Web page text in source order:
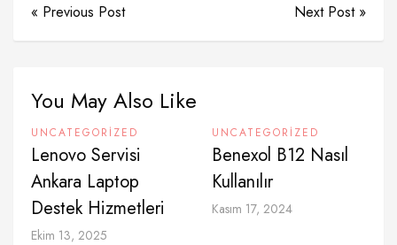
« Previous Post Next Post »
You May Also Like
UNCATEGORIZED
Lenovo Servisi
Ankara Laptop
Destek Hizmetleri
Ekim 13, 2025
UNCATEGORIZED
Benexol B12 Nasıl
Kullanılır
Kasım 17, 2024